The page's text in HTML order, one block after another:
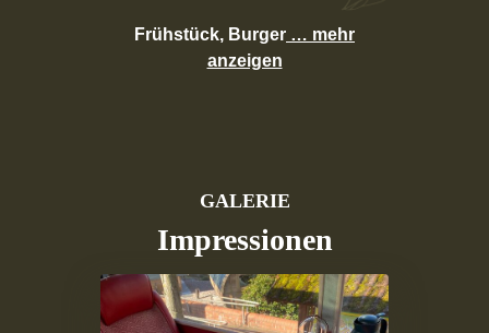
Frühstück, Burger … mehr
anzeigen
GALERIE
Impressionen